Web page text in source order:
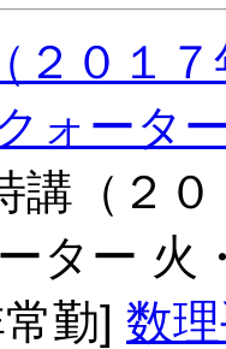
２０１
ォータ
講（２
ター 火
勤] 数